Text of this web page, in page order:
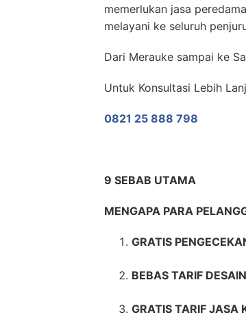
memerlukan jasa
melayani ke seluruh
Dari Merauke sampai ke
Untuk Konsultasi Lebih
0821 25 888 798
9 SEBAB UTAMA
MENGAPA PARA
GRATIS
BEBAS TARIF DESAIN
GRATIS TARIF JASA